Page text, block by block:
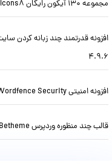
مجموعه 130 آیکون رایگان Icons8 به صورت SVG
4.9.6
افزونه امنیتی Wordfence Security وردپرس نسخه 8.1.4
قالب چند منظوره وردپرس Betheme نسخه 28.5.6